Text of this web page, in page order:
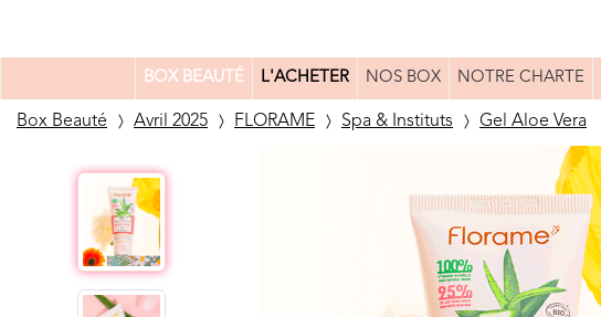
BOX BEAUTÉ L'ACHETER NOS BOX NOTRE CHARTE
Box Beauté Avril 2025 FLORAME Spa & Instituts Gel Aloe Vera